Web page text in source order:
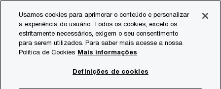
content
footer
Consultoria
Trator autônomo,
Usamos cookies para aprimorar o conteúdo e personalizar
a experiência do usuário. Todos os cookies, exceto os
estritamente necessários, exigem o seu consentimento
para serem utilizados. Para saber mais acesse a nossa
Política de Cookies Mais informações
Definições de cookies